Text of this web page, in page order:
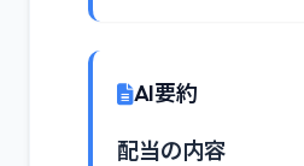
AI要約
配当の内容